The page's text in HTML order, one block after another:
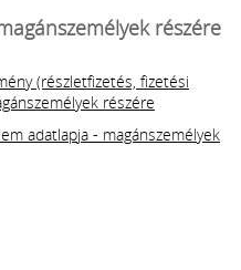
részére
(részletfizetés, fizetési
részére
adatlapja - magánszemélyek